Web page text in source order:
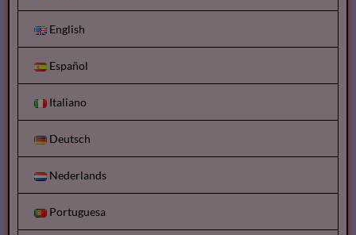
English
Español
Italiano
Deutsch
Nederlands
Portuguesa